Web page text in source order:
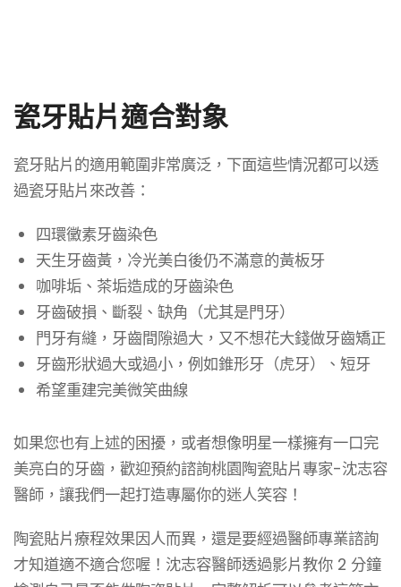
瓷牙貼片適合對象
瓷牙貼片的適用範圍非常廣泛，下面這些情況都可以透
過瓷牙貼片來改善：
四環黴素牙齒染色
天生牙齒黃，冷光美白後仍不滿意的黃板牙
咖啡垢、茶垢造成的牙齒染色
牙齒破損、斷裂、缺角（尤其是門牙）
門牙有縫，牙齒間隙過大，又不想花大錢做牙齒矯正
牙齒形狀過大或過小，例如錐形牙（虎牙）、短牙
希望重建完美微笑曲線
如果您也有上述的困擾，或者想像明星一樣擁有一口完
美亮白的牙齒，歡迎預約諮詢桃園陶瓷貼片專家-沈志容
醫師，讓我們一起打造專屬你的迷人笑容！
陶瓷貼片療程效果因人而異，還是要經過醫師專業諮詢
才知道適不適合您喔！沈志容醫師透過影片教你 2 分鐘